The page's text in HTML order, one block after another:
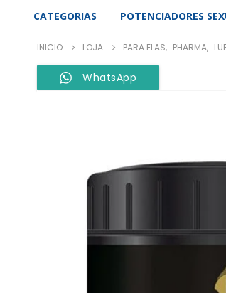
CATEGORIAS POTENCIADORES
INICIO LOJA PARA ELAS, PHARMA,
WhatsApp